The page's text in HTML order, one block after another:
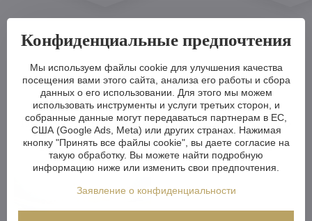
Любая хрустальная люстра в
нашем предложении может быть
изготовлена на заказ для вас
Конфиденциальные предпочтения
Мы используем файлы cookie для улучшения качества
посещения вами этого сайта, анализа его работы и сбора
данных о его использовании. Для этого мы можем
использовать инструменты и услуги третьих сторон, и
собранные данные могут передаваться партнерам в ЕС,
США (Google Ads, Meta) или других странах. Нажимая
кнопку "Принять все файлы cookie", вы даете согласие на
такую обработку. Вы можете найти подробную
информацию ниже или изменить свои предпочтения.
Заявление о конфиденциальности